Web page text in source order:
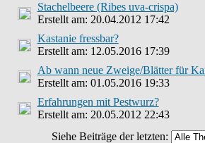
Stachelbeere (Ribes uva-crispa)
Erstellt am: 20.04.2012 17:42
Kastanie fressbar?
Erstellt am: 12.05.2016 17:39
Ab wann neue Zweige/Blätter für
Erstellt am: 01.05.2016 19:33
Erfahrungen mit Pestwurz?
Erstellt am: 20.05.2012 22:43
Siehe Beiträge der letzten: